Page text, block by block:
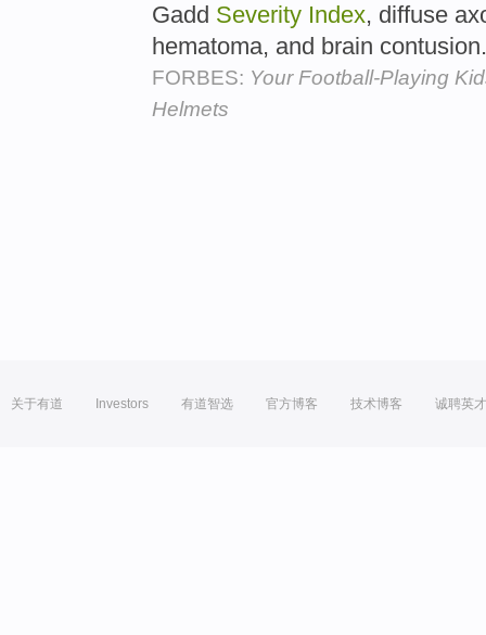
Gadd Severity Index, diffuse
hematoma, and brain
FORBES: Your Football-Playing
Helmets
关于有道 Investors 有道智选 官方博客 技术博客 诚聘英才